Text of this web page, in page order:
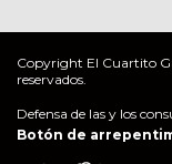
Copyright El Cuartito
reservados.
Defensa de las y los
Botón de